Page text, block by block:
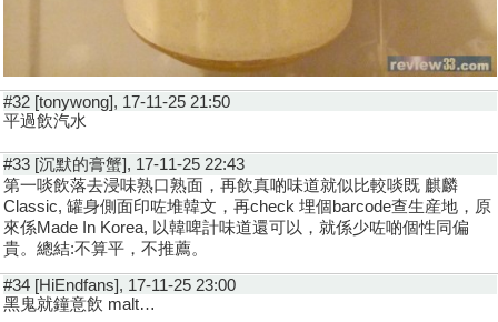
#32 [tonywong], 17-11-25 21:50
平過飲汽水
#33 [沉默的膏蟹], 17-11-25 22:43
第一啖飲落去浸味熟口熟面，再飲真啲味道就似比較啖既 麒麟
Classic, 罐身側面印咗堆韓文，再check 埋個barcode查生産地，原
來係Made In Korea, 以韓啤計味道還可以，就係少咗啲個性同偏
貴。總結:不算平，不推薦。
#34 [HiEndfans], 17-11-25 23:00
黑鬼就鐘意飲 malt…